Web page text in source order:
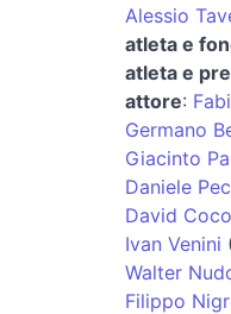
Alessio
atleta e
atleta e
attore:
Germano
Giacinto
Daniele
David Coco
Ivan Venini
Walter
Filippo